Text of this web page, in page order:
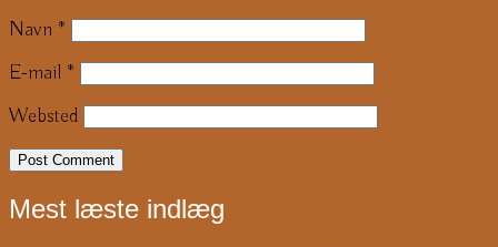
Navn *
E-mail *
Websted
Mest læste indlæg